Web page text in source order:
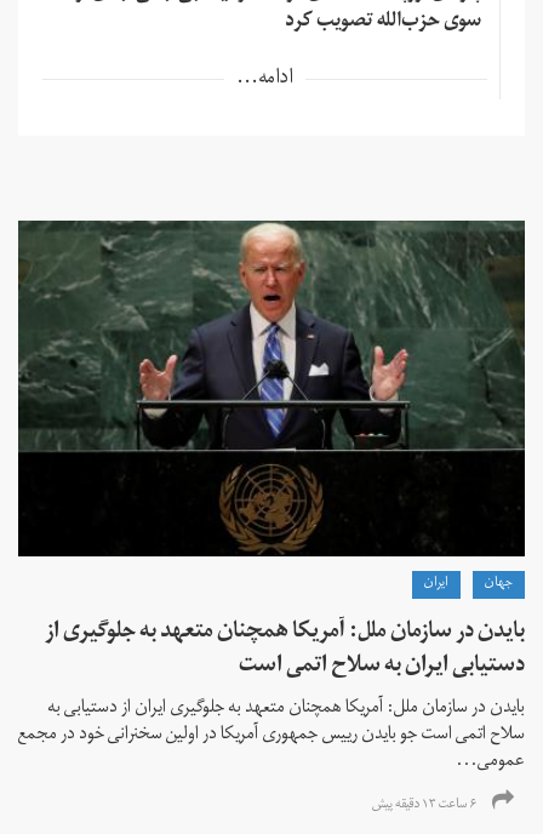
سوی حزب‌الله تصویب کرد
ادامه...
جهان ايران
بایدن در سازمان ملل: آمریکا همچنان متعهد به جلوگیری از
دستیابی ایران به سلاح اتمی است
بایدن در سازمان ملل: آمریکا همچنان متعهد به جلوگیری ایران از دستیابی به
سلاح اتمی است جو بایدن رییس جمهوری آمریکا در اولین سخنرانی خود در مجمع
عمومی...
۶ ساعت ۱۳ دقیقه پیش